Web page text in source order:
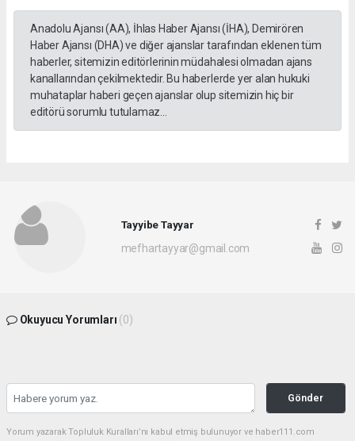
Anadolu Ajansı (AA), İhlas Haber Ajansı (İHA), Demirören
Haber Ajansı (DHA) ve diğer ajanslar tarafından eklenen tüm
haberler, sitemizin editörlerinin müdahalesi olmadan ajans
kanallarından çekilmektedir. Bu haberlerde yer alan hukuki
muhataplar haberi geçen ajanslar olup sitemizin hiç bir
editörü sorumlu tutulamaz...
Tayyibe Tayyar
mefhartayyar@gmail.com
Okuyucu Yorumları (0)
Gönder
Yorum yazarak Topluluk Kuralları’nı kabul etmiş bulunuyor ve haber111.com